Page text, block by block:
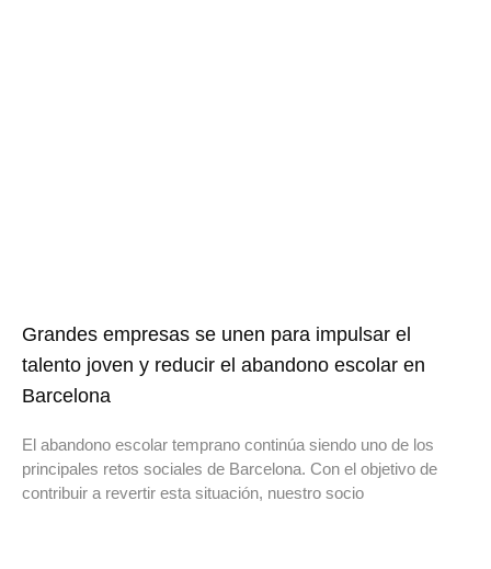
Grandes empresas se unen para impulsar el
talento joven y reducir el abandono escolar en
Barcelona
El abandono escolar temprano continúa siendo uno de los
principales retos sociales de Barcelona. Con el objetivo de
contribuir a revertir esta situación, nuestro socio